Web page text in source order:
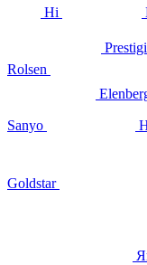
Hi
Rolsen
Sanyo
Goldstar